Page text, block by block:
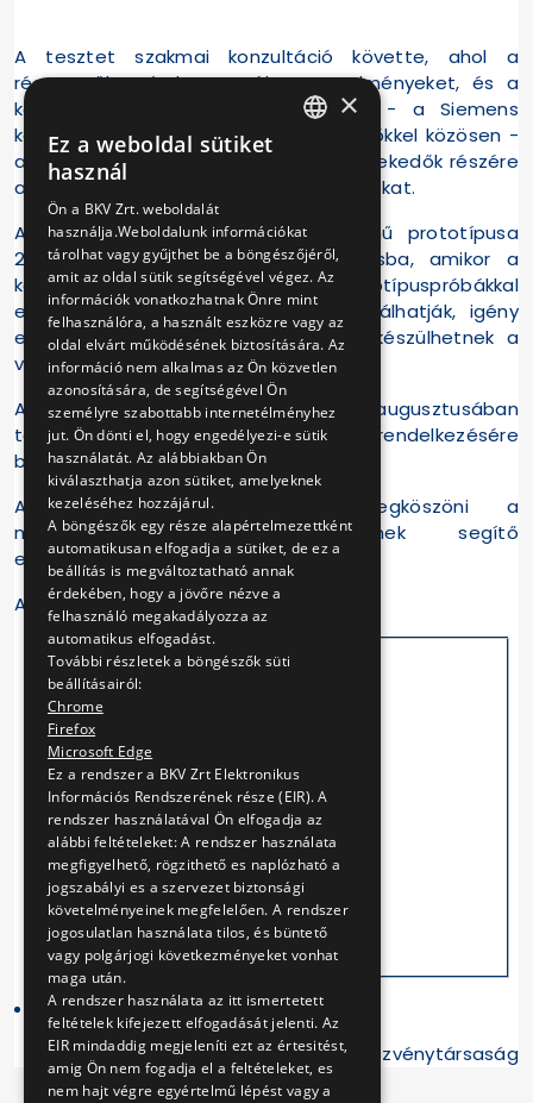
A tesztet szakmai konzultáció követte, ahol a
résztvevők számba vették az eredményeket, és a
kérdésekre kapott válaszok alapján - a Siemens
képviseletében résztvevő járműtervezőkkel közösen -
alakítják majd ki a kerekes-székkel közlekedők részére
a lehetséges legkedvezőbb megoldásokat.
A szerződésnek megfelelően a jármű prototípusa
2006 márciusában érkezik a fővárosba, amikor a
kerekes-székkel közlekedők - a prototípuspróbákkal
egyidőben - a valóságban is kipróbálhatják, igény
esetén csoportokba szerveződve felkészülhetnek a
valódi az utazásokra.
Az új járművek első darabjait 2006 augusztusában
tervezzük az utazóközönség rendelkezésére
bocsátani.
A BKV Zrt. ezúton is megköszöni a
mozgáskorlátozottak szervezeteinek segítő
együttműködését.
Az új nagykörúti villamos látványterve
Budapesti Közlekedési Részvénytársaság
×
Ez a weboldal sütiket
használ
Ön a BKV Zrt. weboldalát
használja.Weboldalunk információkat
tárolhat vagy gyűjthet be a böngészőjéről,
amit az oldal sütik segítségével végez. Az
információk vonatkozhatnak Önre mint
felhasználóra, a használt eszközre vagy az
oldal elvárt működésének biztosítására. Az
információ nem alkalmas az Ön közvetlen
azonosítására, de segítségével Ön
személyre szabottabb internetélményhez
jut. Ön dönti el, hogy engedélyezi-e sütik
használatát. Az alábbiakban Ön
kiválaszthatja azon sütiket, amelyeknek
kezeléséhez hozzájárul.
A böngészők egy része alapértelmezettként
automatikusan elfogadja a sütiket, de ez a
beállítás is megváltoztatható annak
érdekében, hogy a jövőre nézve a
felhasználó megakadályozza az
automatikus elfogadást.
További részletek a böngészők süti
beállításairól:
Chrome
Firefox
Microsoft Edge
Ez a rendszer a BKV Zrt Elektronikus
Információs Rendszerének része (EIR). A
rendszer használatával Ön elfogadja az
alábbi feltételeket: A rendszer használata
megfigyelhető, rögzithető es naplózható a
jogszabályi es a szervezet biztonsági
követelményeinek megfelelően. A rendszer
jogosulatlan használata tilos, és büntető
vagy polgárjogi következményeket vonhat
maga után.
A rendszer használata az itt ismertetett
feltételek kifejezett elfogadását jelenti. Az
EIR mindaddig megjeleníti ezt az értesitést,
amig Ön nem fogadja el a feltételeket, es
nem hajt végre egyértelmű lépést vagy a